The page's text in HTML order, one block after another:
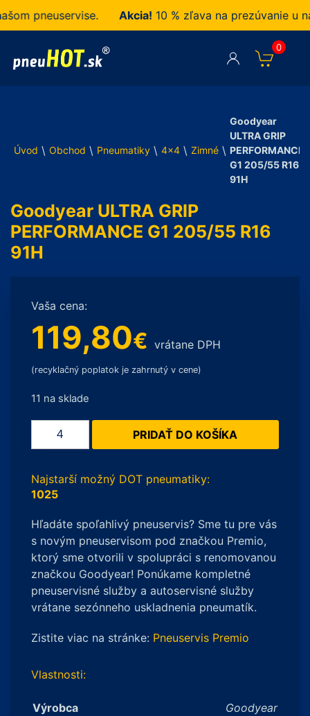
pneuservise. Akcia!10 % zľava na prezúvanie u nás
0
Úvod \ Obchod \ Pneumatiky \ 4x4 \ Zimné \
Goodyear
ULTRA GRIP
PERFORMANCE
G1 205/55 R16
91H
Goodyear ULTRA GRIP
PERFORMANCE G1 205/55 R16
91H
Vaša cena:
119,80€ vrátane DPH
(recyklačný poplatok je zahrnutý v cene)
11 na sklade
množstvo
GRIP
PERFORMANCE
205/55
R16
91H
PRIDAŤ DO KOŠÍKA
Najstarší možný DOT pneumatiky:
1025
Hľadáte spoľahlivý pneuservis? Sme tu pre vás
s novým pneuservisom pod značkou Premio,
ktorý sme otvorili v spolupráci s renomovanou
značkou Goodyear! Ponúkame kompletné
pneuservisné služby a autoservisné služby
vrátane sezónneho uskladnenia pneumatík.
Zistite viac na stránke: Pneuservis Premio
Vlastnosti:
Výrobca
Goodyear